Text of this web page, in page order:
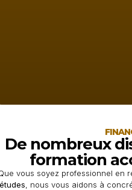
De nombreux
formation
vous soyez professionnel en
, nous vous aidons à